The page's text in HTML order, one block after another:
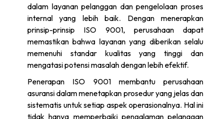
dalam layanan pelanggan dan pengelolaan proses
internal yang lebih baik. Dengan menerapkan
prinsip-prinsip ISO 9001, perusahaan dapat
memastikan bahwa layanan yang diberikan selalu
memenuhi standar kualitas yang tinggi dan
mengatasi potensi masalah dengan lebih efektif.
Penerapan ISO 9001 membantu perusahaan
asuransi dalam menetapkan prosedur yang jelas dan
sistematis untuk setiap aspek operasionalnya. Hal ini
tidak hanya memperbaiki pengalaman pelanggan